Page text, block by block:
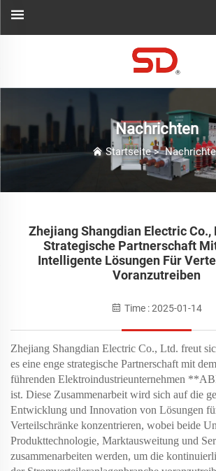
Nachrichten
Startseite>
Zhejiang Shangdian Electric
Strategische Partnerschaft
Intelligente Lösungen Für
Voranzutreiben
Time : 2025-01-14
Zhejiang Shangdian Electric Co., Ltd. freut
es eine enge strategische Partnerschaft mit
führenden Elektroindustrieunternehmen
ist. Diese Zusammenarbeit wird sich auf die
Entwicklung und Innovation von Lösungen
Verteilschränke konzentrieren, wobei beide
Produkttechnologie, Marktausweitung und
zusammenarbeiten werden, um die